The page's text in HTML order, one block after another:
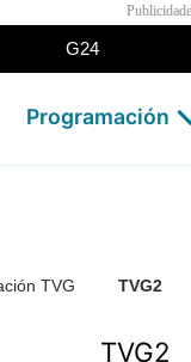
Publicidade
G24
Programación
TVG TVG2
TVG2